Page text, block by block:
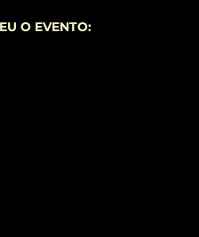
O EVENTO: